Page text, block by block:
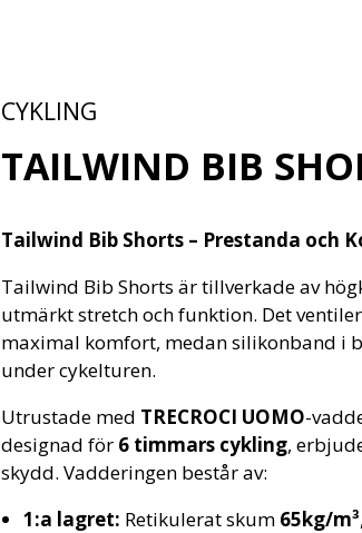
CYKLING
TAILWIND BIB
Tailwind Bib Shorts – Prestanda och
Tailwind Bib Shorts är tillverkade av
utmärkt stretch och funktion. Det
maximal komfort, medan silikonband i
under cykelturen.
Utrustade med TRECROCI UOMO-
designad för 6 timmars cykling,
skydd. Vadderingen består av:
1:a lagret: Retikulerat skum 65kg/m³,